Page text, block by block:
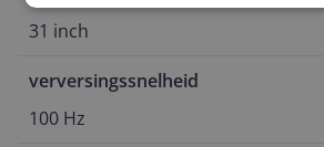
31 inch
verversingssnelheid
100 Hz